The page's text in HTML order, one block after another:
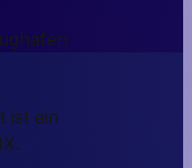
ist ein